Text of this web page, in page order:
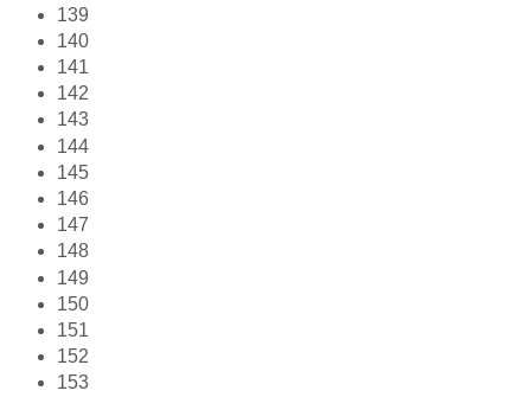
139
140
141
142
143
144
145
146
147
148
149
150
151
152
153